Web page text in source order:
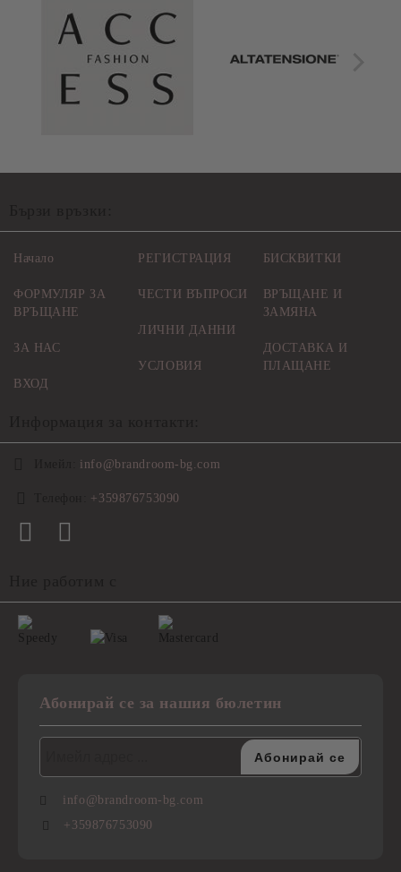
Начало
ФОРМУЛЯР ЗА
ВРЪЩАНЕ
ЗА НАС
ВХОД
РЕГИСТРАЦИЯ
ЧЕСТИ ВЪПРОСИ
ЛИЧНИ ДАННИ
УСЛОВИЯ
БИСКВИТКИ
ВРЪЩАНЕ И
ЗАМЯНА
ДОСТАВКА И
ПЛАЩАНЕ
info@brandroom-bg.com
+359876753090
Абонирай се за нашия бюлетин
info@brandroom-bg.com
+359876753090